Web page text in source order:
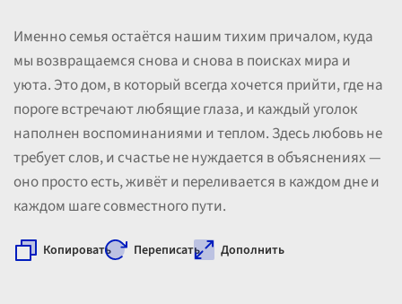
Именно семья остаётся нашим тихим причалом, куда
мы возвращаемся снова и снова в поисках мира и
уюта. Это дом, в который всегда хочется прийти, где на
пороге встречают любящие глаза, и каждый уголок
наполнен воспоминаниями и теплом. Здесь любовь не
требует слов, и счастье не нуждается в объяснениях —
оно просто есть, живёт и переливается в каждом дне и
каждом шаге совместного пути.
Копировать Переписать Дополнить